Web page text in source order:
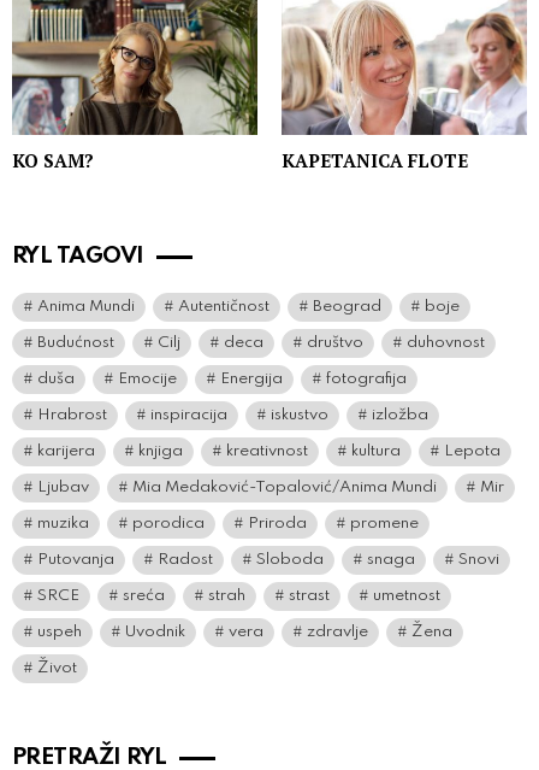
KO SAM? KAPETANICA FLOTE
RYL TAGOVI
Anima Mundi Autentičnost Beograd boje
Budućnost Cilj deca društvo duhovnost
duša Emocije Energija fotografija
Hrabrost inspiracija iskustvo izložba
karijera knjiga kreativnost kultura Lepota
Ljubav Mia Medaković-Topalović/Anima Mundi Mir
muzika porodica Priroda promene
Putovanja Radost Sloboda snaga Snovi
SRCE sreća strah strast umetnost
uspeh Uvodnik vera zdravlje Žena
Život
PRETRAŽI RYL